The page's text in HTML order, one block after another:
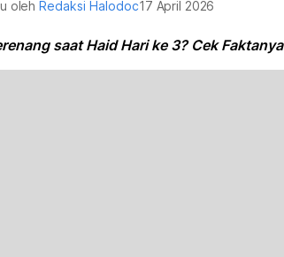
olehRedaksi Halodoc17 April 2026
saat Haid Hari ke 3? Cek Faktanya